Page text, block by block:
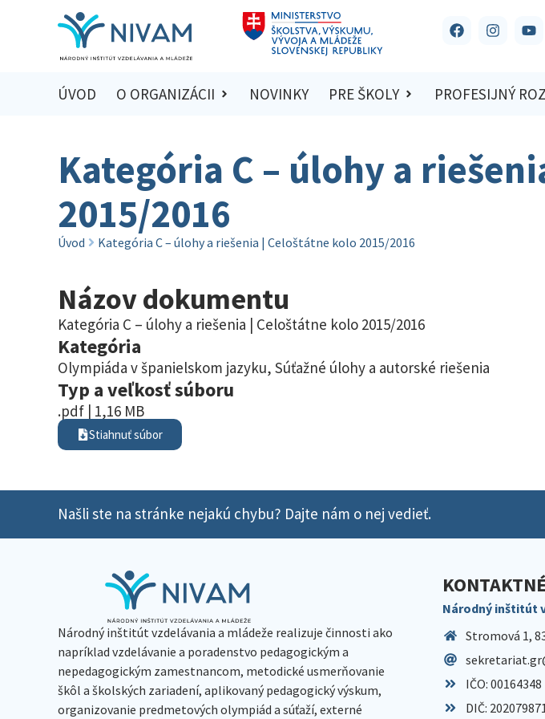
ÚVOD O ORGANIZÁCII NOVINKY PRE ŠKOLY PROFESIJNÝ
Kategória C – úlohy a
2015/2016
Úvod Kategória C – úlohy a riešenia | Celoštátne kolo 2015/2016
Názov dokumentu
Kategória C – úlohy a riešenia | Celoštátne kolo 2015/2016
Kategória
Olympiáda v španielskom jazyku, Súťažné úlohy a autorské riešenia
Typ a veľkosť súboru
.pdf | 1,16 MB
Stiahnuť súbor
Našli ste na stránke nejakú chybu? Dajte nám o nej vedieť.
Národný inštitút vzdelávania a mládeže realizuje činnosti ako
napríklad vzdelávanie a poradenstvo pedagogickým a
nepedagogickým zamestnancom, metodické usmerňovanie
škôl a školských zariadení, aplikovaný pedagogický výskum,
organizovanie predmetových olympiád a súťaží, externé
Národný inštitút
Stromová 1,
IČO: 00164348
DIČ: